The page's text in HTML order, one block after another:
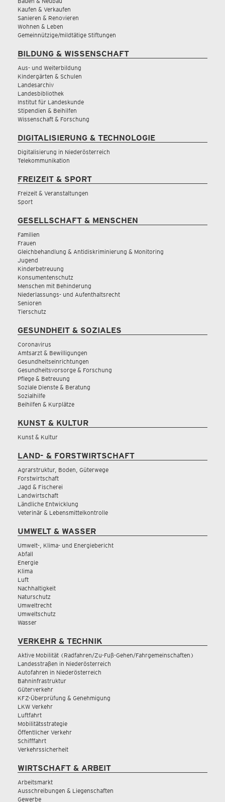
Kaufen & Verkaufen
Sanieren & Renovieren
Wohnen & Leben
Gemeinnützige/mildtätige Stiftungen
BILDUNG & WISSENSCHAFT
Aus- und Weiterbildung
Kindergärten & Schulen
Landesarchiv
Landesbibliothek
Institut für Landeskunde
Stipendien & Beihilfen
Wissenschaft & Forschung
DIGITALISIERUNG & TECHNOLOGIE
Digitalisierung in Niederösterreich
Telekommunikation
FREIZEIT & SPORT
Freizeit & Veranstaltungen
Sport
GESELLSCHAFT & MENSCHEN
Familien
Frauen
Gleichbehandlung & Antidiskriminierung & Monitoring
Jugend
Kinderbetreuung
Konsumentenschutz
Menschen mit Behinderung
Niederlassungs- und Aufenthaltsrecht
Senioren
Tierschutz
GESUNDHEIT & SOZIALES
Coronavirus
Amtsarzt & Bewilligungen
Gesundheitseinrichtungen
Gesundheitsvorsorge & Forschung
Pflege & Betreuung
Soziale Dienste & Beratung
Sozialhilfe
Beihilfen & Kurplätze
KUNST & KULTUR
Kunst & Kultur
LAND- & FORSTWIRTSCHAFT
Agrarstruktur, Boden, Güterwege
Forstwirtschaft
Jagd & Fischerei
Landwirtschaft
Ländliche Entwicklung
Veterinär & Lebensmittelkontrolle
UMWELT & WASSER
Umwelt-, Klima- und Energiebericht
Abfall
Energie
Klima
Luft
Nachhaltigkeit
Naturschutz
Umweltrecht
Umweltschutz
Wasser
VERKEHR & TECHNIK
Aktive Mobilität (Radfahren/Zu-Fuß-Gehen/Fahrgemeinschaften)
Landesstraßen in Niederösterreich
Autofahren in Niederösterreich
Bahninfrastruktur
Güterverkehr
KFZ-Überprüfung & Genehmigung
LKW Verkehr
Luftfahrt
Mobilitätsstrategie
Öffentlicher Verkehr
Schifffahrt
Verkehrssicherheit
WIRTSCHAFT & ARBEIT
Arbeitsmarkt
Ausschreibungen & Liegenschaften
Gewerbe